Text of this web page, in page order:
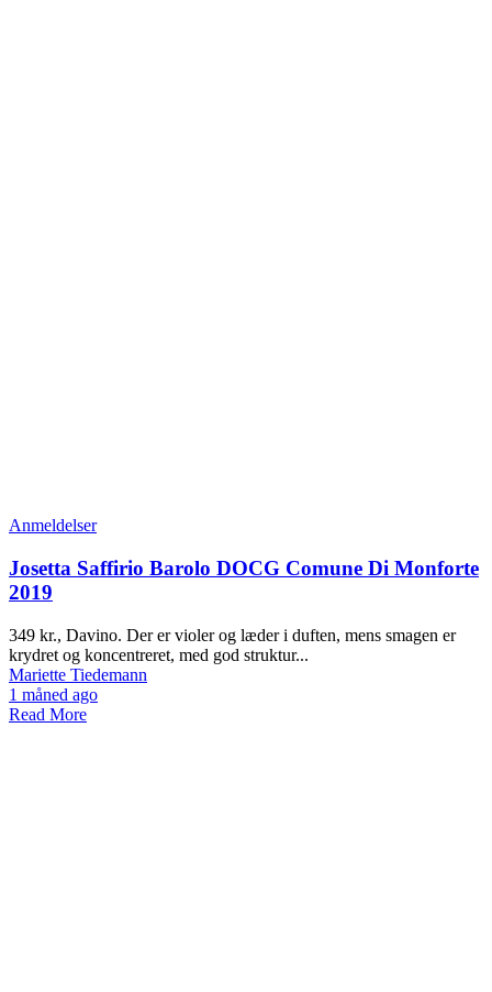
Anmeldelser
Josetta Saffirio Barolo DOCG Comune Di Monforte
2019
349 kr., Davino. Der er violer og læder i duften, mens smagen er
krydret og koncentreret, med god struktur...
Mariette Tiedemann
1 måned ago
Read More